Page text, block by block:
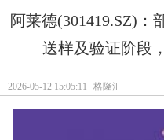
阿莱德(301419.SZ)
送样及验证阶段
2026-05-12 15:05:11 格隆汇